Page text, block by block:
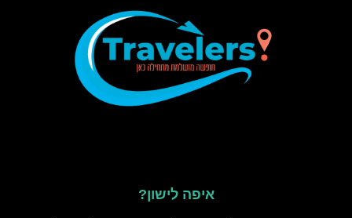
איפה לישון?